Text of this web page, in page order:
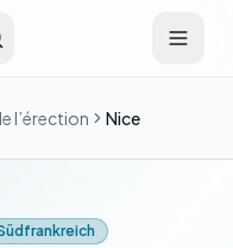
l’érection Nice